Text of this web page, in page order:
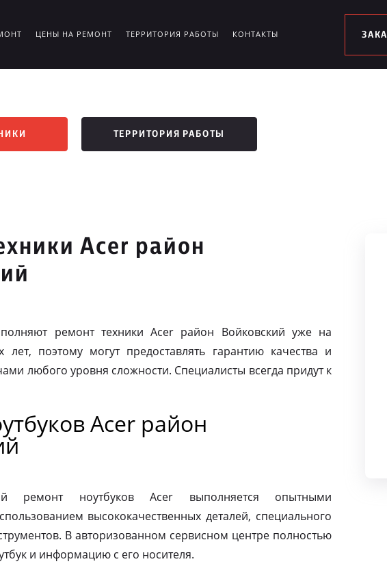
ЦЕНЫ НА РЕМОНТ ТЕРРИТОРИЯ РАБОТЫ КОНТАКТЫ
ТЕРРИТОРИЯ РАБОТЫ
Acer район
ремонт техники Acer район Войковский уже на
лет, поэтому могут предоставлять гарантию качества и
любого уровня сложности. Специалисты всегда придут к
Acer район
ремонт ноутбуков Acer выполняется опытными
высококачественных деталей, специального
В авторизованном сервисном центре полностью
и информацию с его носителя.